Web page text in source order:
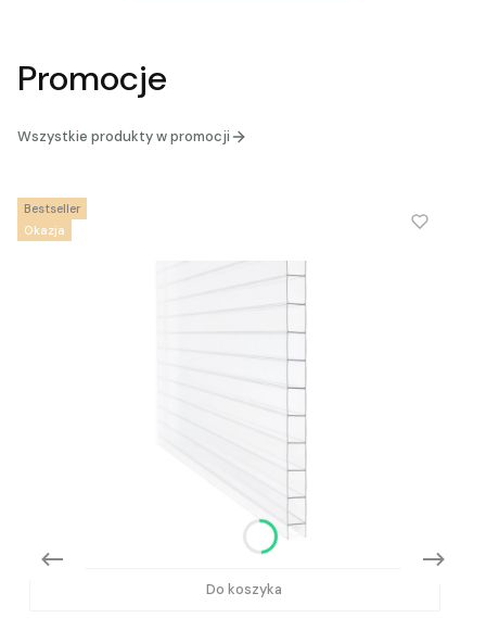
Promocje
Wszystkie produkty w promocji
Okazja
Bestseller
Do koszyka